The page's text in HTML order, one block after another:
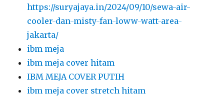
https://suryajaya.in/2024/09/10/sewa-air-
cooler-dan-misty-fan-loww-watt-area-
jakarta/
ibm meja
ibm meja cover hitam
IBM MEJA COVER PUTIH
ibm meja cover stretch hitam